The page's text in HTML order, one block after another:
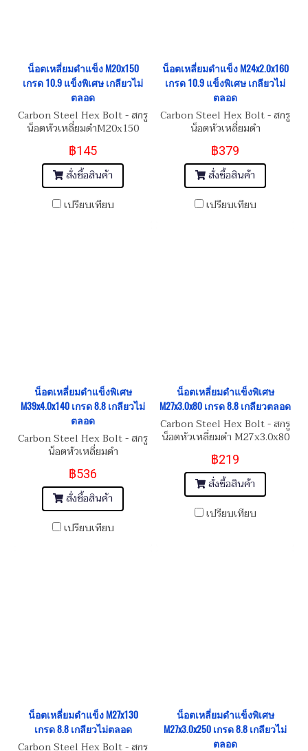
น็อตเหลี่ยมดำแข็ง M20x150
เกรด 10.9 แข็งพิเศษ เกลียวไม่
ตลอด
Carbon Steel Hex Bolt - สกรู
น็อตหัวเหลี่ยมดำM20x150
฿145
สั่งซื้อสินค้า
เปรียบเทียบ
น็อตเหลี่ยมดำแข็ง M24x2.0x160
เกรด 10.9 แข็งพิเศษ เกลียวไม่
ตลอด
Carbon Steel Hex Bolt - สกรู
น็อตหัวเหลี่ยมดำ
฿379
สั่งซื้อสินค้า
เปรียบเทียบ
น็อตเหลี่ยมดำแข็งพิเศษ
M39x4.0x140 เกรด 8.8 เกลียวไม่
ตลอด
Carbon Steel Hex Bolt - สกรู
น็อตหัวเหลี่ยมดำ
M39x4.0x140
฿536
สั่งซื้อสินค้า
เปรียบเทียบ
น็อตเหลี่ยมดำแข็งพิเศษ
M27x3.0x80 เกรด 8.8 เกลียวตลอด
Carbon Steel Hex Bolt - สกรู
น็อตหัวเหลี่ยมดำ M27x3.0x80
฿219
สั่งซื้อสินค้า
เปรียบเทียบ
น็อตเหลี่ยมดำแข็ง M27x130
เกรด 8.8 เกลียวไม่ตลอด
Carbon Steel Hex Bolt - สกรู
น็อตเหลี่ยมดำแข็งพิเศษ
M27x3.0x250 เกรด 8.8 เกลียวไม่
ตลอด